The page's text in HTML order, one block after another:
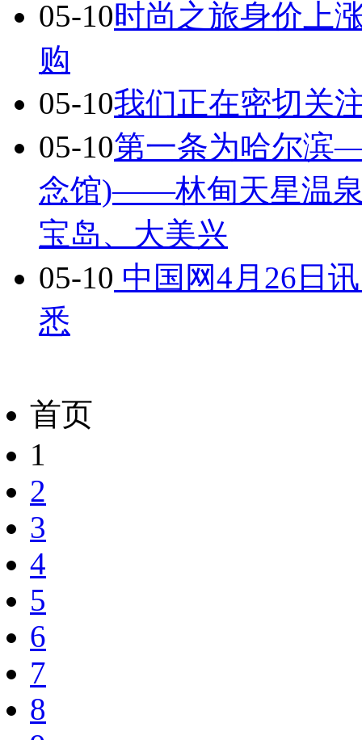
05-10时尚之旅身价上
购
05-10我们正在密切关
05-10第一条为哈尔滨
念馆)——林甸天星温
宝岛、大美兴
05-10 中国网4月26日
悉
首页
1
2
3
4
5
6
7
8